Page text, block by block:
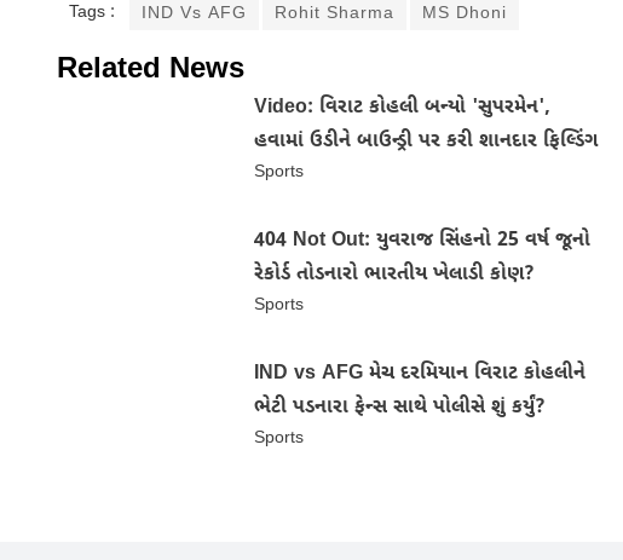
Tags : IND Vs AFG Rohit Sharma MS Dhoni
Related News
Video: વિરાટ કોહલી બન્યો 'સુપરમેન',
હવામાં ઉડીને બાઉન્ડ્રી પર કરી શાનદાર ફિલ્ડિંગ
Sports
404 Not Out: યુવરાજ સિંહનો 25 વર્ષ જૂનો
રેકોર્ડ તોડનારો ભારતીય ખેલાડી કોણ?
Sports
IND vs AFG મેચ દરમિયાન વિરાટ કોહલીને
ભેટી પડનારા ફેન્સ સાથે પોલીસે શું કર્યું?
Sports